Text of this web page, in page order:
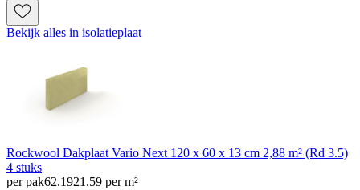
Bekijk alles in isolatieplaat
Rockwool Dakplaat Vario Next 120 x 60 x 13 cm 2,88 m² (Rd 3.5)
4 stuks
per pak62.1921.59 per m²